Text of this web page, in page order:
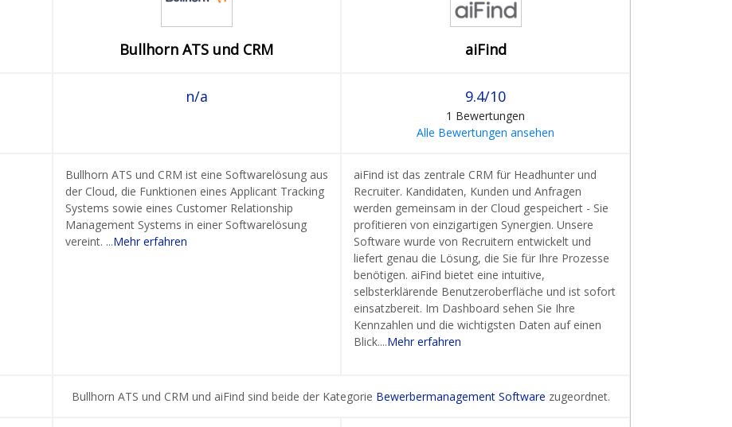
Bullhorn ATS und CRM aiFind
n/a 9.4/10
1 Bewertungen
Alle Bewertungen ansehen
Bullhorn ATS und CRM ist eine Softwarelösung aus
der Cloud, die Funktionen eines Applicant Tracking
Systems sowie eines Customer Relationship
Management Systems in einer Softwarelösung
vereint. ...Mehr erfahren
aiFind ist das zentrale CRM für Headhunter und
Recruiter. Kandidaten, Kunden und Anfragen
werden gemeinsam in der Cloud gespeichert - Sie
profitieren von einzigartigen Synergien. Unsere
Software wurde von Recruitern entwickelt und
liefert genau die Lösung, die Sie für Ihre Prozesse
benötigen. aiFind bietet eine intuitive,
selbsterklärende Benutzeroberfläche und ist sofort
einsatzbereit. Im Dashboard sehen Sie Ihre
Kennzahlen und die wichtigsten Daten auf einen
Blick....Mehr erfahren
Bullhorn ATS und CRM und aiFind sind beide der Kategorie Bewerbermanagement Software zugeordnet.